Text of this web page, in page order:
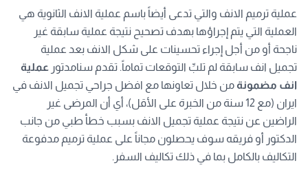
عملية ترميم الانف والتي تدعى أيضاً باسم عملية الانف الثانوية هي
العملية التي يتم إجراؤها بهدف تصحيح نتيجة عملية سابقة غير
ناجحة أو من أجل إجراء تحسينات على شكل الانف بعد عملية
تجميل انف سابقة لم تلبِّ التوقعات تماماً. تقدم سنامدتورعملية
انف مضمونة من خلال تعاونها مع افضل جراحي تجميل الانف في
ايران (مع 12 سنة من الخبرة على الأقل)، أي أن المرضى غير
الراضين عن نتيجة عملية تجميل الانف بسبب خطأ طبي من جانب
الدكتور أو فريقه سوف يحصلون مجاناً على عملية ترميم مدفوعة
التكاليف بالكامل بما في ذلك تكاليف السفر.